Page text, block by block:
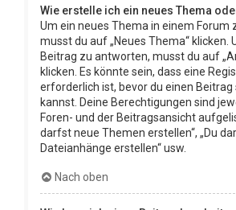
Wie erstelle ich ein neues Thema
Um ein neues Thema in einem Forum
musst du auf „Neues Thema“ klicken.
Beitrag zu antworten, musst du auf
klicken. Es könnte sein, dass eine
erforderlich ist, bevor du einen Beitrag
kannst. Deine Berechtigungen sind
Foren- und der Beitragsansicht
darfst neue Themen erstellen“, „Du
Dateianhänge erstellen“ usw.
Nach oben